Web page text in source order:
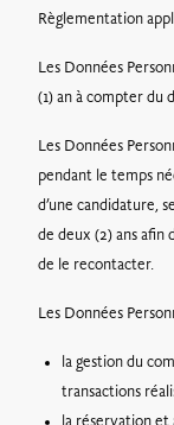
Règlementation
Les Données
(1) an à compter du
Les Données
pendant le temps
d’une candidature,
de deux (2) ans afin
de le recontacter.
Les Données
la gestion du
transactions